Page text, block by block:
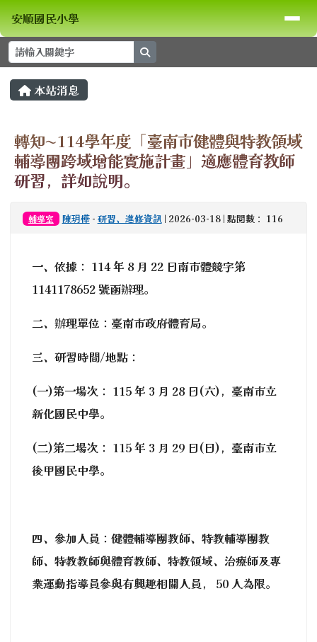
跳至主內容區
安順國民小學
導覽列
安順國民小學
主內容區域
本站消息
轉知~114學年度「臺南市健體與特教領域
輔導團跨域增能實施計畫」適應體育教師
研習，詳如說明。
輔導室 陳玥樺- 研習、進修資訊 | 2026-03-18 | 點閱數： 116
一、依據： 114 年 8 月 22 日南市體競字第
1141178652 號函辦理。
二、辦理單位：臺南市政府體育局。
三、研習時間/地點：
(一)第一場次： 115 年 3 月 28 日(六)，臺南市立
新化國民中學。
(二)第二場次： 115 年 3 月 29 日(日)，臺南市立
後甲國民中學。
四、參加人員：健體輔導團教師、特教輔導團教
師、特教教師與體育教師、特教領域、治療師及專
業運動指導員參與有興趣相關人員， 50 人為限。
頁尾區域